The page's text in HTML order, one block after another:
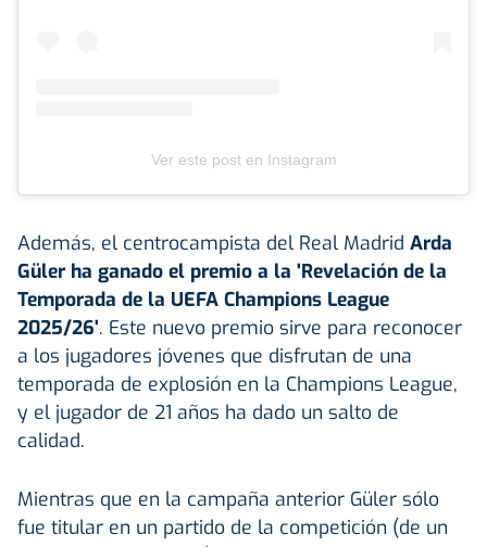
Ver este post en Instagram
Además, el centrocampista del Real Madrid Arda
Güler ha ganado el premio a la 'Revelación de la
Temporada de la UEFA Champions League
2025/26'. Este nuevo premio sirve para reconocer
a los jugadores jóvenes que disfrutan de una
temporada de explosión en la Champions League,
y el jugador de 21 años ha dado un salto de
calidad.
Mientras que en la campaña anterior Güler sólo
fue titular en un partido de la competición (de un